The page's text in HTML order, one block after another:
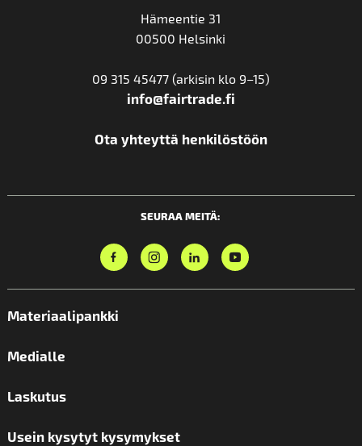
Hämeentie 31
00500 Helsinki
09 315 45477 (arkisin klo 9–15)
info@fairtrade.fi
Ota yhteyttä henkilöstöön
SEURAA MEITÄ:
Materiaalipankki
Medialle
Laskutus
Usein kysytyt kysymykset